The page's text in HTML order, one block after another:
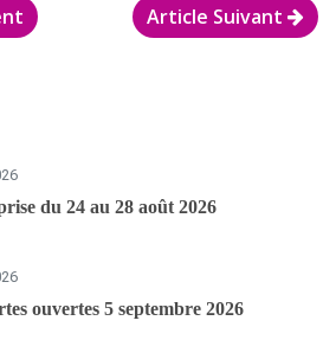
Article Suivant
du 24 au 28 août 2026
ouvertes 5 septembre 2026